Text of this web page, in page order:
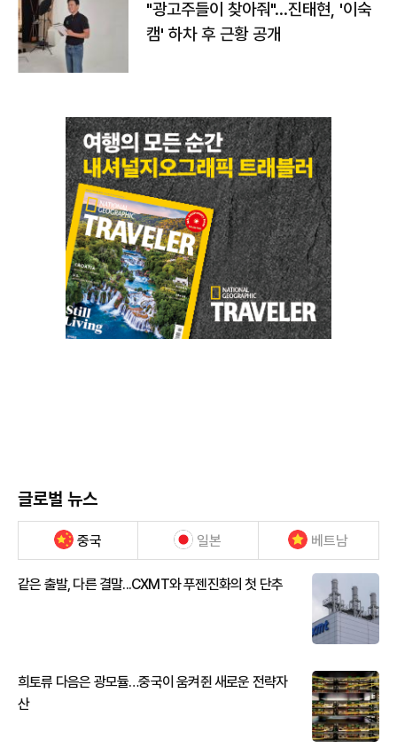
"광고주들이 찾아줘"…진태현, '이숙
캠' 하차 후 근황 공개
글로벌 뉴스
중국 일본 베트남
같은 출발, 다른 결말...CXMT와 푸젠진화의 첫 단추
희토류 다음은 광모듈…중국이 움켜쥔 새로운 전략자
산